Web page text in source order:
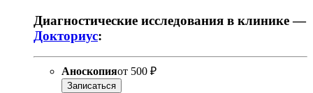
Диагностические исследования в клинике —
Докториус:
Аноскопияот 500 ₽
Записаться